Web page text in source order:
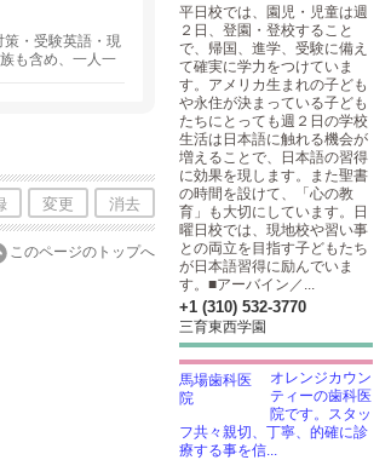
策・受験英語・現
も含め、一人一
変更 消去
このページのトップへ
平日校では、園児・児童は週
２日、登園・登校すること
で、帰国、進学、受験に備え
て確実に学力をつけていま
す。アメリカ生まれの子ども
や永住が決まっている子ども
たちにとっても週２日の学校
生活は日本語に触れる機会が
増えることで、日本語の習得
に効果を現します。また聖書
の時間を設けて、「心の教
育」も大切にしています。日
曜日校では、現地校や習い事
との両立を目指す子どもたち
が日本語習得に励んでいま
す。■アーバイン／...
+1 (310) 532-3770
三育東西学園
オレンジカウン
ティーの歯科医
院です。スタッ
フ共々親切、丁寧、的確に診
療する事を信...